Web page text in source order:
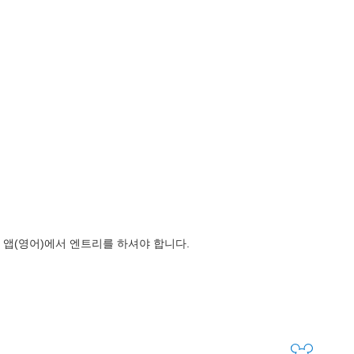
(영어)에서 엔트리를 하셔야 합니다.